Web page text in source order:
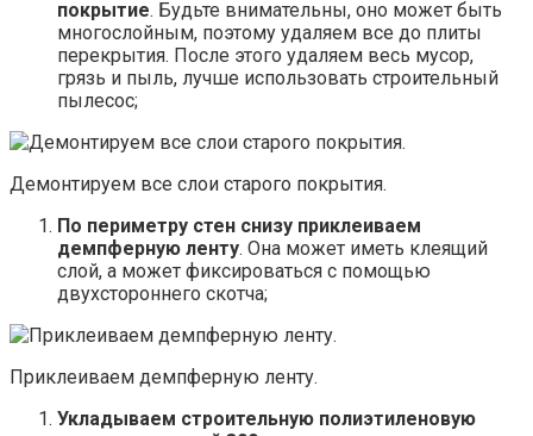
покрытие. Будьте внимательны, оно может быть
многослойным, поэтому удаляем все до плиты
перекрытия. После этого удаляем весь мусор,
грязь и пыль, лучше использовать строительный
пылесос;
Демонтируем все слои старого покрытия.
По периметру стен снизу приклеиваем
демпферную ленту. Она может иметь клеящий
слой, а может фиксироваться с помощью
двухстороннего скотча;
Приклеиваем демпферную ленту.
Укладываем строительную полиэтиленовую